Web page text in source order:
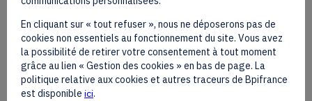
MOTION]
Nomcebo
En cliquant sur « tout refuser », nous ne déposerons pas de
cookies non essentiels au fonctionnement du site. Vous avez
la possibilité de retirer votre consentement à tout moment
grâce au lien « Gestion des cookies » en bas de page. La
politique relative aux cookies et autres traceurs de Bpifrance
est disponible ici.